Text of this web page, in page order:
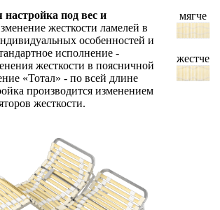
под вес и
жесткости ламелей в
особенностей и
исполнение -
жесткости в поясничной
«Тотал» - по всей длине
производится изменением
жесткости.
мягче
жестче